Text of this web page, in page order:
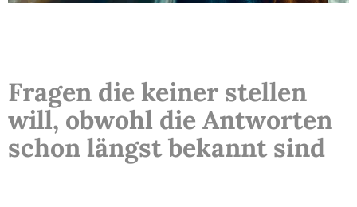
Fragen die keiner stellen
will, obwohl die Antworten
schon längst bekannt sind